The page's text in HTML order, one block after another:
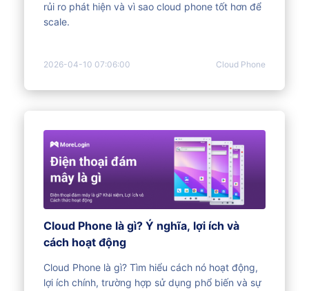
rủi ro phát hiện và vì sao cloud phone tốt hơn để
scale.
2026-04-10 07:06:00 Cloud Phone
Cloud Phone là gì? Ý nghĩa, lợi ích và
cách hoạt động
Cloud Phone là gì? Tìm hiểu cách nó hoạt động,
lợi ích chính, trường hợp sử dụng phổ biến và sự